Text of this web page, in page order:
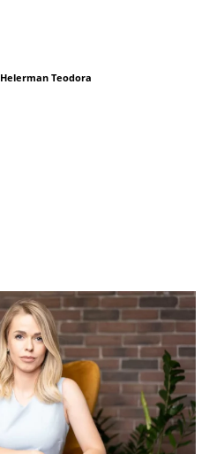
Helerman Teodora